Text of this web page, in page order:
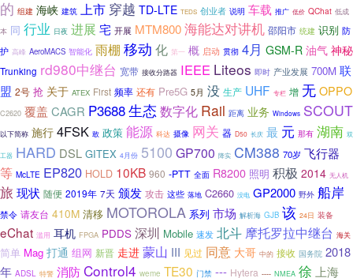
的 组建 海峡 建筑 上市 穿越 TD-LTE TEDS 创业者 说明 车载 推广 低价 QChat 低成
本 同 行业 日夜 进展 宅 开展 MTM800海能达对讲机 邵阳市 统建 识别 防
护 高峰 AeroMACS 智能化 雨棚 移动 化 第一 概 启动 贯彻 4月 GSM-R 油气 神秘
Trunking rd980中继台 宽带 接收分路器 IEEE Liteos 即时 产业发展 700M 联
盟 2号 抢 关于 ATEX First 频率 还有 Pre5G 5月 没 生产 UHF 专栏 增 无 OPPO
C2620 覆盖 CAGR P3688生态 数字化 Rail 距离 业务 Windows SCOUT
以下简称 施行 4FSK 敢 政策 能源 科达 摄像 网关 器 D50 长庆 最 元 那有 湖南 双
工器 HARD DSL GITEX 4月份 5100 GP700 降实 CM388 70岁 飞行器
等 McLTE EP820 HOLD 10KB 960 -PTT 全面 R8200 照明 积极 2014 无人机
旅 现状 随便 2019年 7天 颁发 攻击 这些 落地 C2660 没电 GP2000 野外 船岸
禁令 请友台 410M 清移 MOTOROLA 系列 市场 解析海 GJB 该 24日 装备
eChat 滥用 耳机 FPGA PDDS 深圳 Mobile 速发 北斗 摩托罗拉中继台 海关
简单 Mag 打通 组网 新晋 走进 蒙山 III 见过 同意 大哥 中的 接收 国务院 2018
年 ADSL 特警 消防Control4 weme TE30 门禁 --- Hytera ---- NMEA 徐 上海